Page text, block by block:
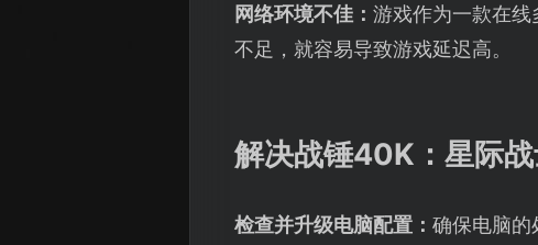
网络环境不佳： 游戏作为一款在
不足，就容易导致游戏延迟高。
解决战锤40K：星际
检查并升级电脑配置： 确保电脑的